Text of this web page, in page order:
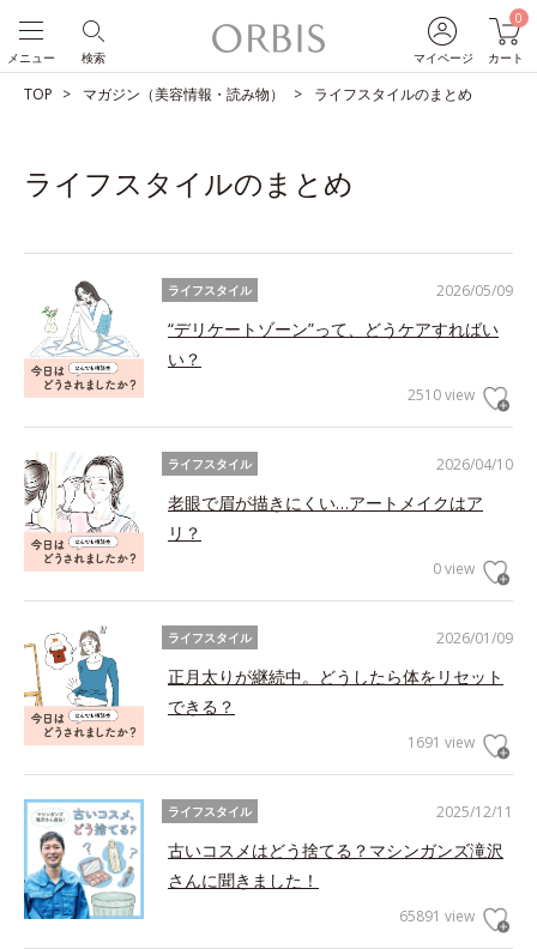
マイページ
0
カート
検索
メニュー
TOP マガジン（美容情報・読み物） ライフスタイルのまとめ
ライフスタイルのまとめ
2026/05/09
ライフスタイル
“デリケートゾーン”って、どうケアすればい
い？
2510 view
2026/04/10
ライフスタイル
老眼で眉が描きにくい…アートメイクはア
リ？
0 view
2026/01/09
ライフスタイル
正月太りが継続中。どうしたら体をリセット
できる？
1691 view
2025/12/11
ライフスタイル
古いコスメはどう捨てる？マシンガンズ滝沢
さんに聞きました！
65891 view